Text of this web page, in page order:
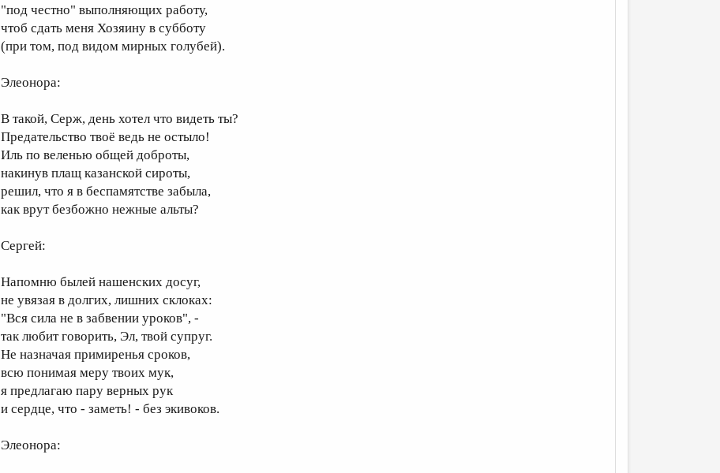
"под честно" выполняющих работу,
чтоб сдать меня Хозяину в субботу
(при том, под видом мирных голубей).
Элеонора:
В такой, Серж, день хотел что видеть ты?
Предательство твоё ведь не остыло!
Иль по веленью общей доброты,
накинув плащ казанской сироты,
решил, что я в беспамятстве забыла,
как врут безбожно нежные альты?
Сергей:
Напомню былей нашенских досуг,
не увязая в долгих, лишних склоках:
"Вся сила не в забвении уроков", -
так любит говорить, Эл, твой супруг.
Не назначая примиренья сроков,
всю понимая меру твоих мук,
я предлагаю пару верных рук
и сердце, что - заметь! - без экивоков.
Элеонора: